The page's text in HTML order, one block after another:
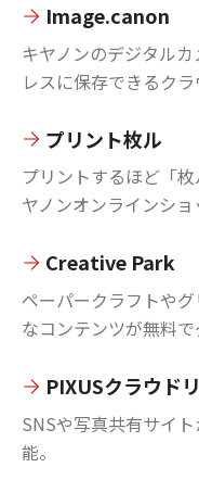
Image.canon
キヤノンのデジタル
レスに保存できるクラ
プリント枚ル
プリントするほど「
ヤノンオンラインショ
Creative Park
ペーパークラフトや
なコンテンツが無料で
PIXUSクラウド
SNSや写真共有サイ
能。